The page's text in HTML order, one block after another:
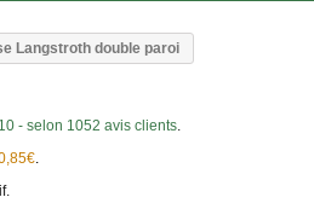
Langstroth double paroi
- selon 1052 avis clients.
.